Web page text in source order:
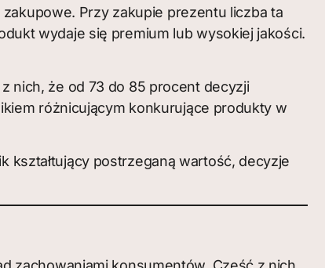
Przy zakupie prezentu liczba ta
wydaje się premium lub wysokiej jakości.
nich, że od 73 do 85 procent decyzji
różnicującym konkurujące produkty w
kształtujący postrzeganą wartość, decyzje